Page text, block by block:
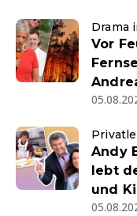
Drama
Vor
Andy
lebt
und